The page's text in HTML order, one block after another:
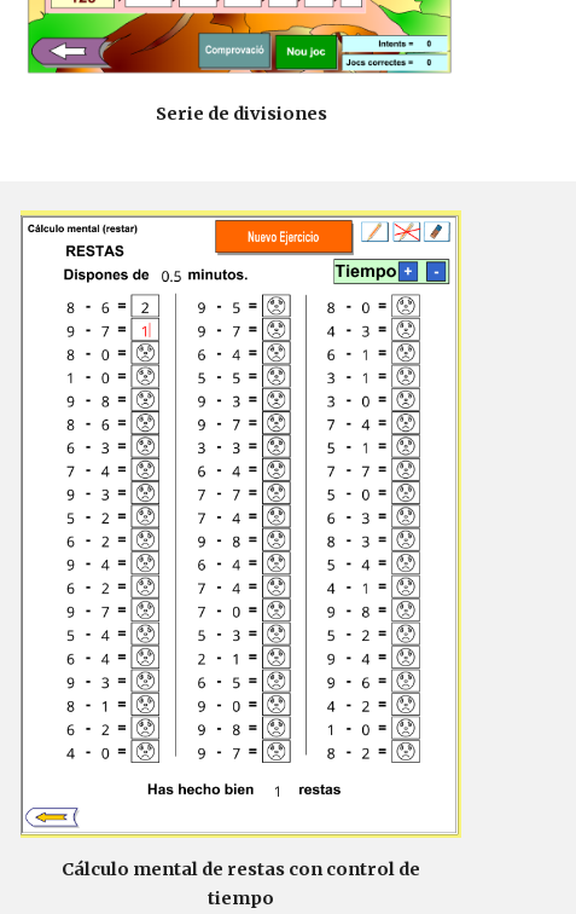
Serie de divisiones
Cálculo mental de restas con control de
tiempo